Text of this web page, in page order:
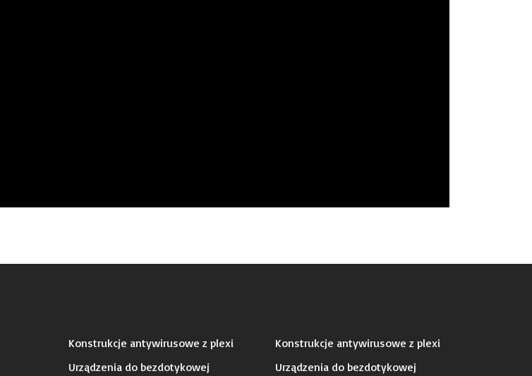
Konstrukcje antywirusowe z plexi
Urządzenia do bezdotykowej
Konstrukcje antywirusowe z plexi
Urządzenia do bezdotykowej